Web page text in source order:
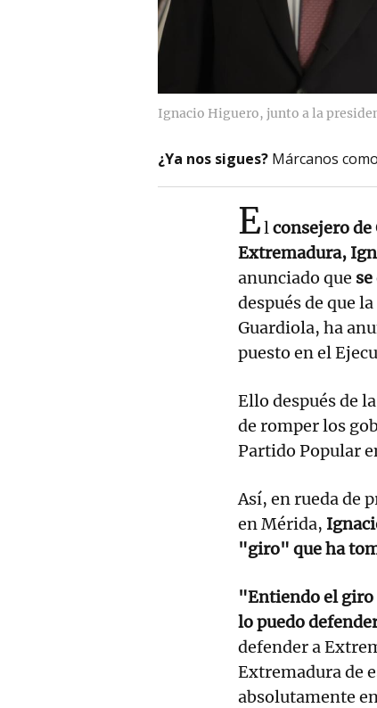
Ignacio Higuero, junto a la
¿Ya nos sigues? Márcanos
Elconsejero de
Extremadura,
anunciado que
después de que
Guardiola, ha
puesto en el
Ello después de
de romper los
Partido Popular
Así, en rueda de
en Mérida,
"giro" que ha
"Entiendo el giro
lo puedo
defender a
Extremadura de
absolutamente